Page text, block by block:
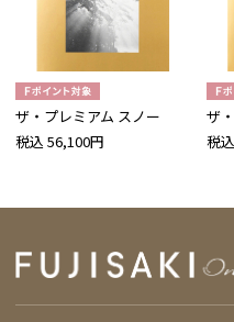
ザ・プレミアム スノー
税込 56,100円
ザ
税